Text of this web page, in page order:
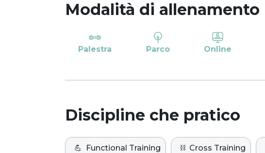
Modalità di allenamento
Palestra Parco Online
Discipline che pratico
💪 Functional Training ⛓️ Cross Training